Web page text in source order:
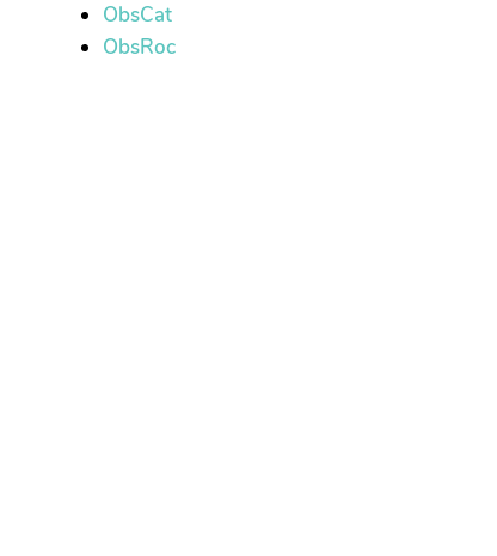
ObsCat
ObsRoc